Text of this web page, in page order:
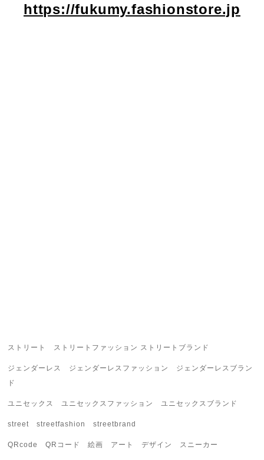
https://fukumy.fashionstore.jp
ストリート ストリートファッション ストリートブランド
ジェンダーレス ジェンダーレスファッション ジェンダーレスブラン
ド
ユニセックス ユニセックスファッション ユニセックスブランド
street streetfashion streetbrand
QRcode QRコード 絵画 アート デザイン スニーカー